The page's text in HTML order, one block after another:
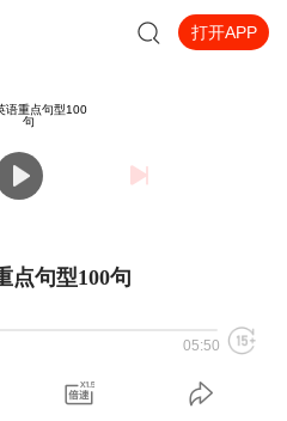
打开APP
点句型100句
05:50